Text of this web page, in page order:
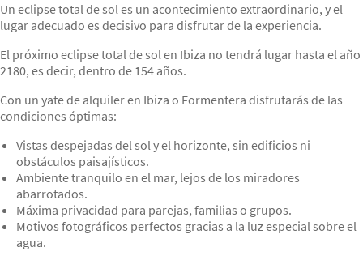
Un eclipse total de sol es un acontecimiento extraordinario, y el
lugar adecuado es decisivo para disfrutar de la experiencia.
El próximo eclipse total de sol en Ibiza no tendrá lugar hasta el año
2180, es decir, dentro de 154 años.
Con un yate de alquiler en Ibiza o Formentera disfrutarás de las
condiciones óptimas:
Vistas despejadas del sol y el horizonte, sin edificios ni
obstáculos paisajísticos.
Ambiente tranquilo en el mar, lejos de los miradores
abarrotados.
Máxima privacidad para parejas, familias o grupos.
Motivos fotográficos perfectos gracias a la luz especial sobre el
agua.